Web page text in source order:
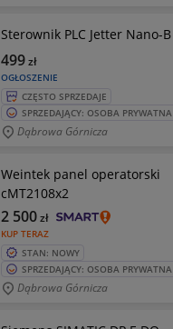
Sterownik PLC Jetter Nano-B
OGŁOSZENIE
499zł
CZĘSTO SPRZEDAJE
SPRZEDAJĄCY: OSOBA PRYWATNA
Dąbrowa Górnicza
Weintek panel operatorski
cMT2108x2
KUP TERAZ
2 500zł
STAN: NOWY
SPRZEDAJĄCY: OSOBA PRYWATNA
Dąbrowa Górnicza